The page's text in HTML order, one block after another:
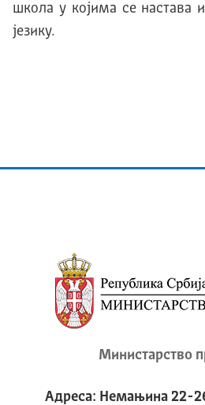
школа у којима се настава
језику.
Министарство
Адреса: Немањина 22-